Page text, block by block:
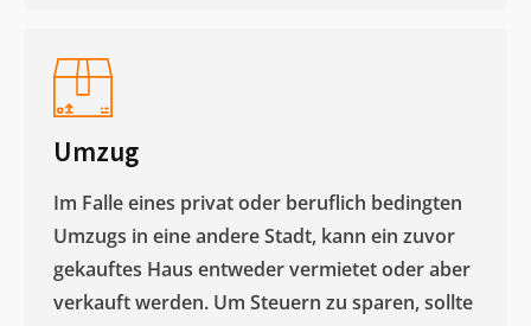
Umzug
Im Falle eines privat oder beruflich bedingten
Umzugs in eine andere Stadt, kann ein zuvor
gekauftes Haus entweder vermietet oder aber
verkauft werden. Um Steuern zu sparen, sollte